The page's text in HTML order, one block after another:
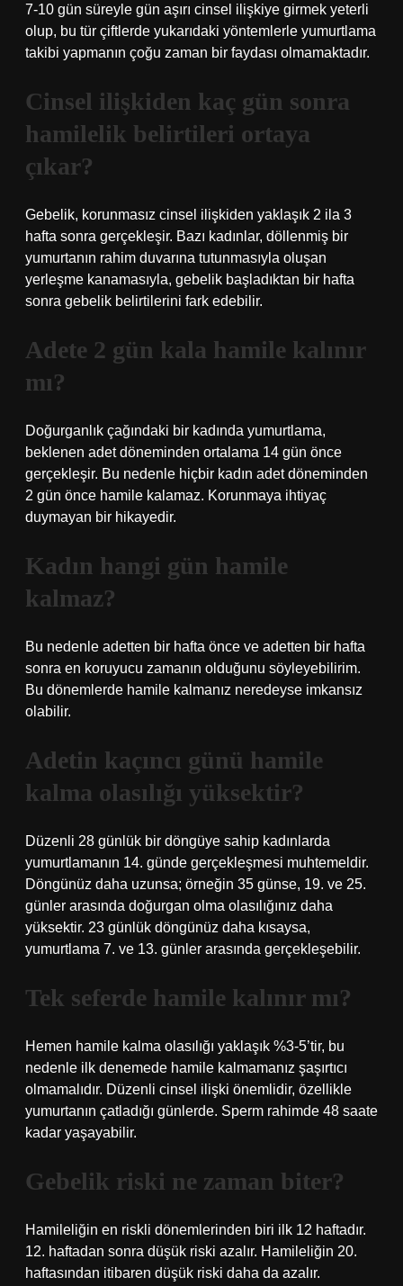
7-10 gün süreyle gün aşırı cinsel ilişkiye girmek yeterli
olup, bu tür çiftlerde yukarıdaki yöntemlerle yumurtlama
takibi yapmanın çoğu zaman bir faydası olmamaktadır.
Cinsel ilişkiden kaç gün sonra
hamilelik belirtileri ortaya
çıkar?
Gebelik, korunmasız cinsel ilişkiden yaklaşık 2 ila 3
hafta sonra gerçekleşir. Bazı kadınlar, döllenmiş bir
yumurtanın rahim duvarına tutunmasıyla oluşan
yerleşme kanamasıyla, gebelik başladıktan bir hafta
sonra gebelik belirtilerini fark edebilir.
Adete 2 gün kala hamile kalınır
mı?
Doğurganlık çağındaki bir kadında yumurtlama,
beklenen adet döneminden ortalama 14 gün önce
gerçekleşir. Bu nedenle hiçbir kadın adet döneminden
2 gün önce hamile kalamaz. Korunmaya ihtiyaç
duymayan bir hikayedir.
Kadın hangi gün hamile
kalmaz?
Bu nedenle adetten bir hafta önce ve adetten bir hafta
sonra en koruyucu zamanın olduğunu söyleyebilirim.
Bu dönemlerde hamile kalmanız neredeyse imkansız
olabilir.
Adetin kaçıncı günü hamile
kalma olasılığı yüksektir?
Düzenli 28 günlük bir döngüye sahip kadınlarda
yumurtlamanın 14. günde gerçekleşmesi muhtemeldir.
Döngünüz daha uzunsa; örneğin 35 günse, 19. ve 25.
günler arasında doğurgan olma olasılığınız daha
yüksektir. 23 günlük döngünüz daha kısaysa,
yumurtlama 7. ve 13. günler arasında gerçekleşebilir.
Tek seferde hamile kalınır mı?
Hemen hamile kalma olasılığı yaklaşık %3-5’tir, bu
nedenle ilk denemede hamile kalmamanız şaşırtıcı
olmamalıdır. Düzenli cinsel ilişki önemlidir, özellikle
yumurtanın çatladığı günlerde. Sperm rahimde 48 saate
kadar yaşayabilir.
Gebelik riski ne zaman biter?
Hamileliğin en riskli dönemlerinden biri ilk 12 haftadır.
12. haftadan sonra düşük riski azalır. Hamileliğin 20.
haftasından itibaren düşük riski daha da azalır.